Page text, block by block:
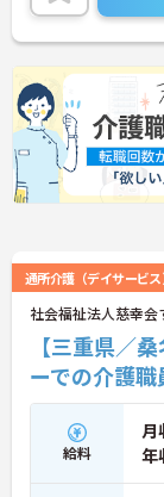
通所介護（デイサービス
社会福祉法人慈幸会
【三重県／
ーでの介護
給料
月
年